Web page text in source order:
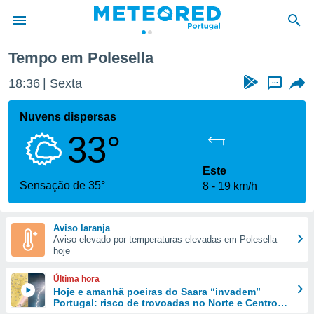
da
foi
fornecidas
a este
das
e
forma
digital
Tempo em Polesella
18:36 Sexta ...
Nuvens dispersas
33°
Sensação de 35°
Este
8
19 km/h
Aviso laranja
Aviso elevado por temperaturas elevadas em Polesella
hoje
Última hora
Hoje e amanhã poeiras do Saara “invadem”
Portugal: risco de trovoadas no Norte e Centro